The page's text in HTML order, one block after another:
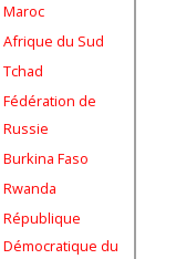
Maroc
Afrique du Sud
Tchad
Fédération de
Russie
Burkina Faso
Rwanda
République
Démocratique du